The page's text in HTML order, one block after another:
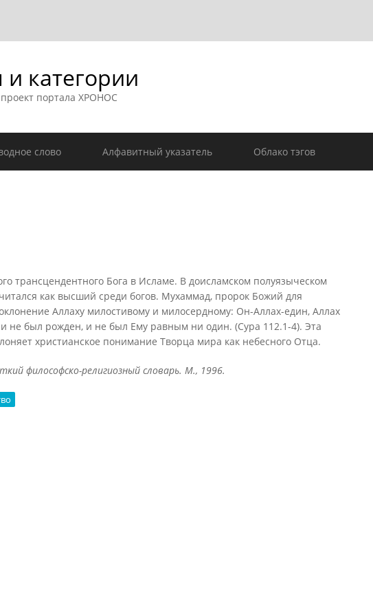
категории
портала ХРОНОС
слово Алфавитный указатель Облако тэгов
трансцендентного Бога в Исламе. В доисламском полуязыческом
как высший среди богов. Мухаммад, пророк Божий для
Аллаху милостивому и милосердному: Он-Аллах-един, Аллах
не был рожден, и не был Ему равным ни один. (Сура 112.1-4). Эта
христианское понимание Творца мира как небесного Отца.
философско-религиозный словарь. М., 1996.